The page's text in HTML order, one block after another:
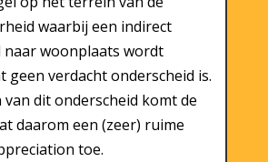
waarbij een indirect
naar woonplaats wordt
geen verdacht onderscheid is.
van dit onderscheid komt de
daarom een (zeer) ruime
toe.